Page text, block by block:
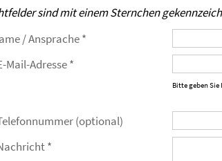
sind mit einem Sternchen
/ Ansprache *
Mail-Adresse *
Bitte geben
(optional)
*